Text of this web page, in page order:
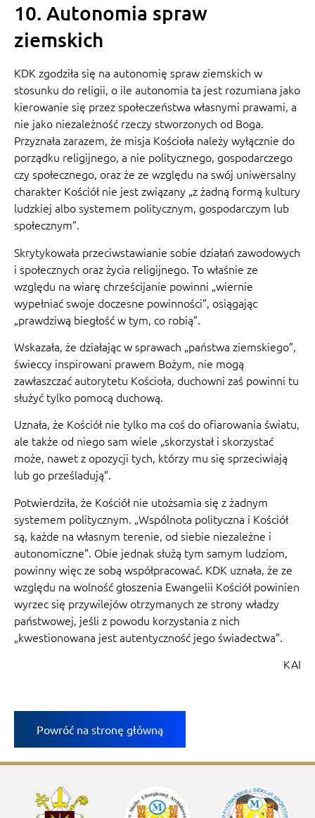
10. Autonomia spraw
ziemskich
KDK zgodziła się na autonomię spraw ziemskich w
stosunku do religii, o ile autonomia ta jest rozumiana jako
kierowanie się przez społeczeństwa własnymi prawami, a
nie jako niezależność rzeczy stworzonych od Boga.
Przyznała zarazem, że misja Kościoła należy wyłącznie do
porządku religijnego, a nie politycznego, gospodarczego
czy społecznego, oraz że ze względu na swój uniwersalny
charakter Kościół nie jest związany „z żadną formą kultury
ludzkiej albo systemem politycznym, gospodarczym lub
społecznym”.
Skrytykowała przeciwstawianie sobie działań zawodowych
i społecznych oraz życia religijnego. To właśnie ze
względu na wiarę chrześcijanie powinni „wiernie
wypełniać swoje doczesne powinności”, osiągając
„prawdziwą biegłość w tym, co robią”.
Wskazała, że działając w sprawach „państwa ziemskiego”,
świeccy inspirowani prawem Bożym, nie mogą
zawłaszczać autorytetu Kościoła, duchowni zaś powinni tu
służyć tylko pomocą duchową.
Uznała, że Kościół nie tylko ma coś do ofiarowania światu,
ale także od niego sam wiele „skorzystał i skorzystać
może, nawet z opozycji tych, którzy mu się sprzeciwiają
lub go prześladują”.
Potwierdziła, że Kościół nie utożsamia się z żadnym
systemem politycznym. „Wspólnota polityczna i Kościół
są, każde na własnym terenie, od siebie niezależne i
autonomiczne”. Obie jednak służą tym samym ludziom,
powinny więc ze sobą współpracować. KDK uznała, że ze
względu na wolność głoszenia Ewangelii Kościół powinien
wyrzec się przywilejów otrzymanych ze strony władzy
państwowej, jeśli z powodu korzystania z nich
„kwestionowana jest autentyczność jego świadectwa”.
KAI
Powróć na stronę główną